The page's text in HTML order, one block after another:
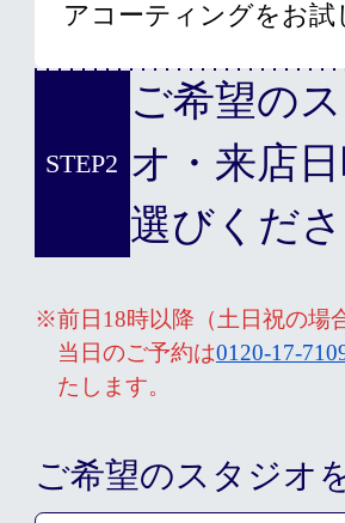
アコーティングをお試
STEP2
ご希望の
オ・来店
選びくだ
※前日18時以降（土日祝の場
当日のご予約は0120-17-
たします。
ご希望のスタジオ